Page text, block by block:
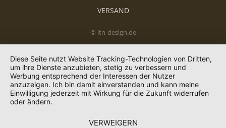
VERSAND
© itn-design.de
Diese Seite nutzt Website Tracking-Technologien von Dritten,
um ihre Dienste anzubieten, stetig zu verbessern und
Werbung entsprechend der Interessen der Nutzer
anzuzeigen. Ich bin damit einverstanden und kann meine
Einwilligung jederzeit mit Wirkung für die Zukunft widerrufen
oder ändern.
VERWEIGERN